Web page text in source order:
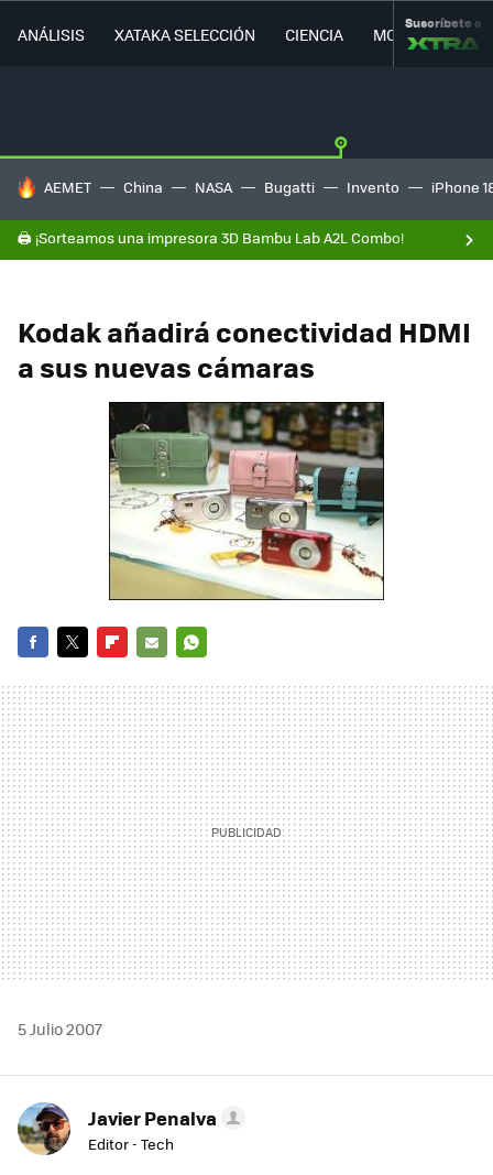
ANÁLISIS XATAKA SELECCIÓN CIENCIA MOVILIDAD
Suscríbete a
HOY SE HABLA DE
AEMET China NASA Bugatti Invento iPhone
🖨️ ¡Sorteamos una impresora 3D Bambu Lab A2L Combo!
Kodak añadirá conectividad HDMI
a sus nuevas cámaras
MAIL
5 Julio 2007
Javier Penalva
Editor - Tech